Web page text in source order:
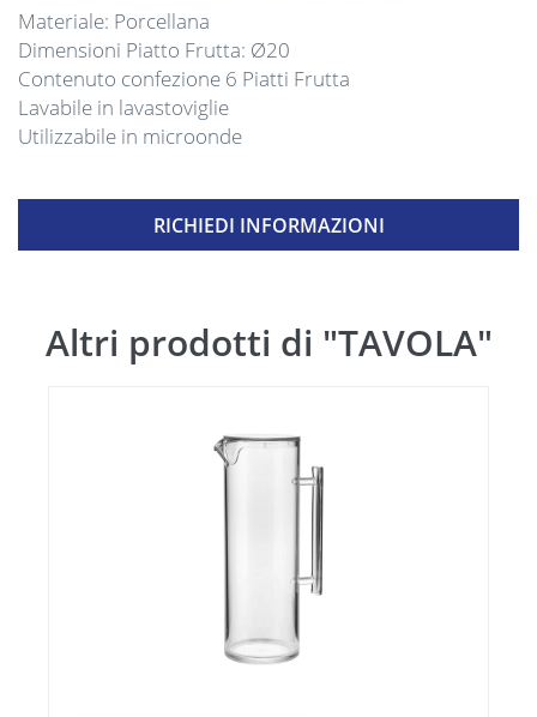
Materiale: Porcellana
Dimensioni Piatto Frutta: Ø20
Contenuto confezione 6 Piatti Frutta
Lavabile in lavastoviglie
Utilizzabile in microonde
RICHIEDI INFORMAZIONI
Altri prodotti di "TAVOLA"